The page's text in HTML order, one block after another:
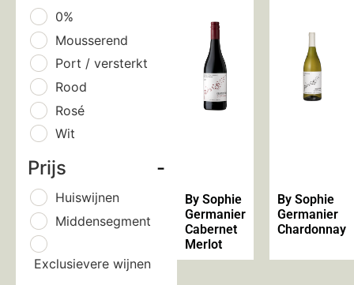
0%
Mousserend
Port / versterkt
Rood
Rosé
Wit
Prijs -
Huiswijnen
Middensegment
Exclusievere wijnen
By Sophie
Germanier
Cabernet
Merlot
By Sophie
Germanier
Chardonnay